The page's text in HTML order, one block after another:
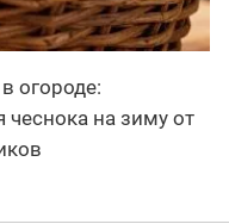
огороде:
на зиму от